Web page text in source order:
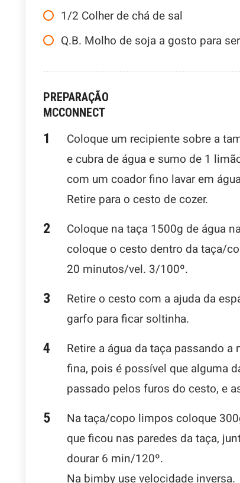
1/2 Colher de chá de sal
Q.B. Molho de soja a gosto para
PREPARAÇÃO
MCCONNECT
Coloque um recipiente sobre a
e cubra de água e sumo de 1
com um coador fino lavar em
Retire para o cesto de cozer.
Coloque na taça 1500g de água
coloque o cesto dentro da taça/
20 minutos/vel. 3/100º.
Retire o cesto com a ajuda da
garfo para ficar soltinha.
Retire a água da taça passando
fina, pois é possível que alguma
passado pelos furos do cesto, e
Na taça/copo limpos coloque
que ficou nas paredes da taça,
dourar 6 min/120º.
Na bimby use velocidade inversa.